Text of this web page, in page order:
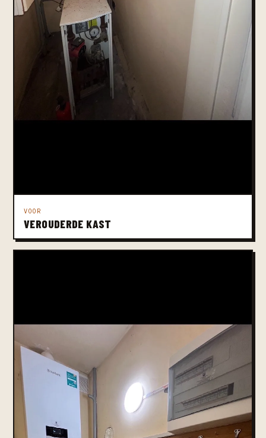
VOOR
VEROUDERDE KAST